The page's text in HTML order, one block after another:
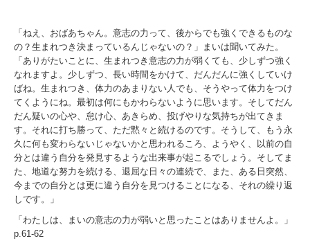
「ねえ、おばあちゃん。意志の力って、後からでも強くできるものな
の？生まれつき決まっているんじゃないの？」まいは聞いてみた。
「ありがたいことに、生まれつき意志の力が弱くても、少しずつ強く
なれますよ。少しずつ、長い時間をかけて、だんだんに強くしていけ
ばね。生まれつき、体力のあまりない人でも、そうやって体力をつけ
てくようにね。最初は何にもかわらないように思います。そしてだん
だん疑いの心や、怠け心、あきらめ、投げやりな気持ちが出てきま
す。それに打ち勝って、ただ黙々と続けるのです。そうして、もう永
久に何も変わらないじゃないかと思われるころ、ようやく、以前の自
分とは違う自分を発見するような出来事が起こるでしょう。そしてま
た、地道な努力を続ける、退屈な日々の連続で、また、ある日突然、
今までの自分とは更に違う自分を見つけることになる、それの繰り返
しです。」
「わたしは、まいの意志の力が弱いと思ったことはありませんよ。」
p.61-62